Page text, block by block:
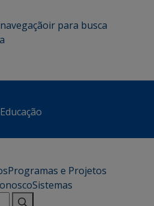
ir para busca
Programas e Projetos
Sistemas